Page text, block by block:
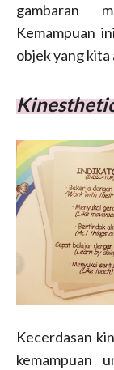
gambaran
Kemampuan
objek yang kita
Kecerdasan
kemampuan